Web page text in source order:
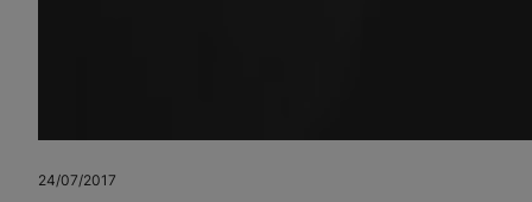
24/07/2017